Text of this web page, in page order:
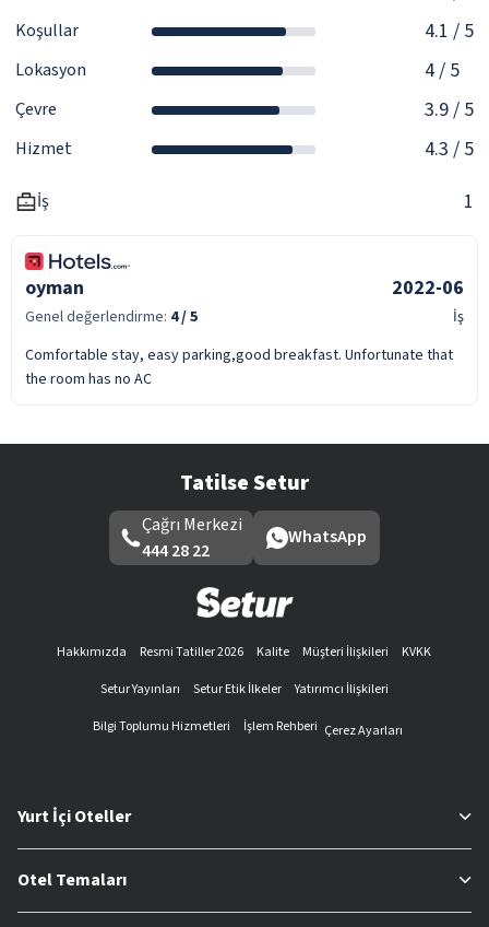
Koşullar 4.1 / 5
Lokasyon 4/ 5
Çevre 3.9/ 5
Hizmet 4.3 / 5
İş 1
oyman 2022-06
Genel değerlendirme: 4/ 5
İş
Comfortable stay, easy parking,good breakfast. Unfortunate that
the room has no AC
Tatilse Setur
Çağrı Merkezi
444 28 22
WhatsApp
Hakkımızda Resmi Tatiller 2026 Kalite Müşteri İlişkileri
KVKK
Setur Yayınları
Setur Etik İlkeler
Yatırımcı İlişkileri
Bilgi Toplumu Hizmetleri
İşlem Rehberi Çerez Ayarları
Yurt İçi Oteller
Otel Temaları